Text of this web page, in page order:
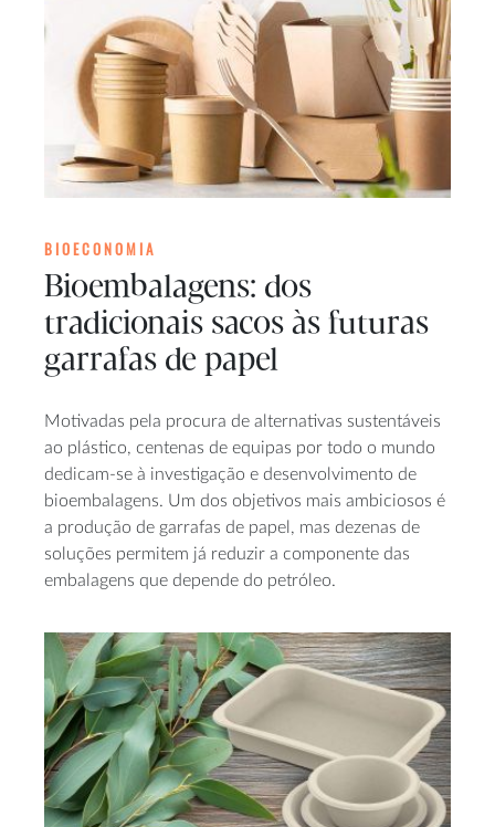
BIOECONOMIA
Bioembalagens: dos
tradicionais sacos às futuras
garrafas de papel
Motivadas pela procura de alternativas sustentáveis
ao plástico, centenas de equipas por todo o mundo
dedicam-se à investigação e desenvolvimento de
bioembalagens. Um dos objetivos mais ambiciosos é
a produção de garrafas de papel, mas dezenas de
soluções permitem já reduzir a componente das
embalagens que depende do petróleo.